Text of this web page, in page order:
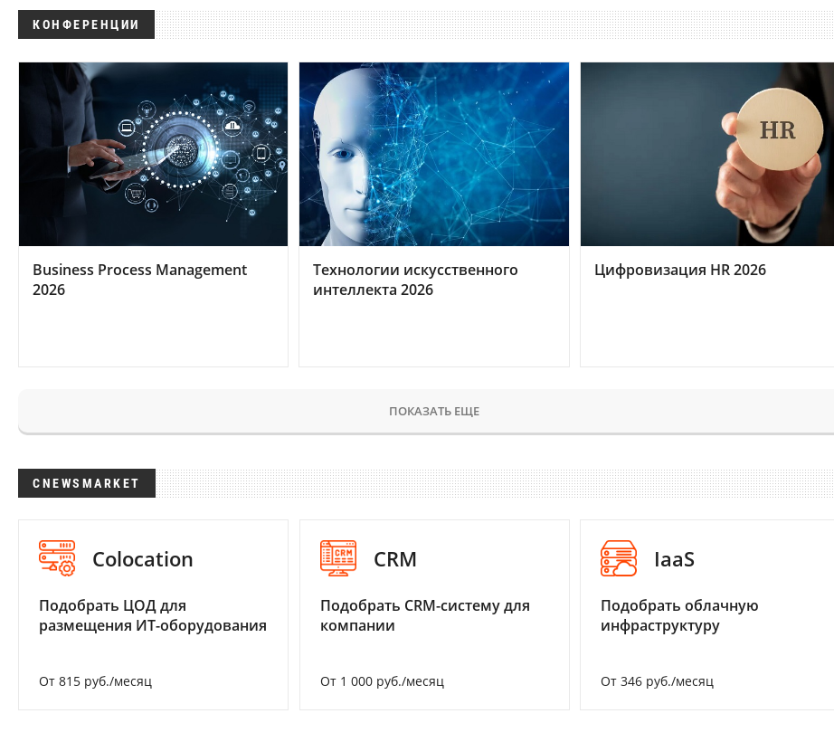
КОНФЕРЕНЦИИ
Business Process Management
2026
Технологии искусственного
интеллекта 2026
Цифровизация HR 2026
ПОКАЗАТЬ ЕЩЕ
CNEWSMARKET
Colocation
Подобрать ЦОД для
размещения ИТ-оборудования
От 815 руб./месяц
CRM
Подобрать CRM-систему для
компании
От 1 000 руб./месяц
IaaS
Подобрать облачную
инфраструктуру
От 346 руб./месяц